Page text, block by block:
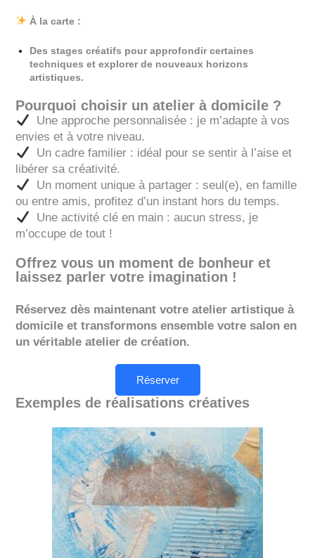
À la carte :
Des stages créatifs pour approfondir certaines
techniques et explorer de nouveaux horizons
artistiques.
Pourquoi choisir un atelier à domicile ?
Une approche personnalisée : je m’adapte à vos
envies et à votre niveau.
Un cadre familier : idéal pour se sentir à l’aise et
libérer sa créativité.
Un moment unique à partager : seul(e), en famille
ou entre amis, profitez d’un instant hors du temps.
Une activité clé en main : aucun stress, je
m’occupe de tout !
Offrez vous un moment de bonheur et
laissez parler votre imagination !
Réservez dès maintenant votre atelier artistique à
domicile et transformons ensemble votre salon en
un véritable atelier de création.
Réserver
Exemples de réalisations créatives